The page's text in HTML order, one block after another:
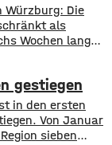
Würzburg: Die
als
Wochen lang
anschließend
sowohl das
und
gestiegen
in den ersten
Von Januar
sieben